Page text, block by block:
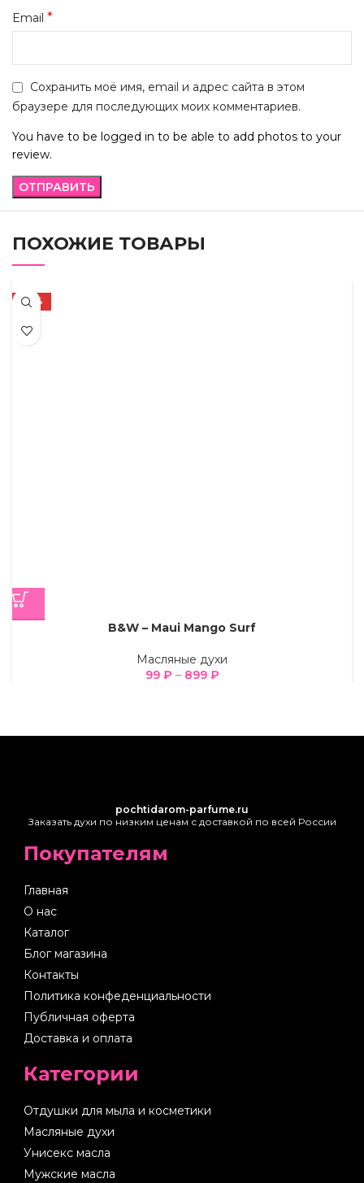
Email *
Сохранить моё имя, email и адрес сайта в этом
браузере для последующих моих комментариев.
You have to be logged in to be able to add photos to your
review.
ПОХОЖИЕ ТОВАРЫ
-72%
B&W – Maui Mango Surf
Масляные духи
99 ₽ – 899 ₽
pochtidarom-parfume.ru
Заказать духи по низким ценам с доставкой по всей России
Покупателям
Главная
О нас
Каталог
Блог магазина
Контакты
Политика конфеденциальности
Публичная оферта
Доставка и оплата
Категории
Отдушки для мыла и косметики
Масляные духи
Унисекс масла
Мужские масла